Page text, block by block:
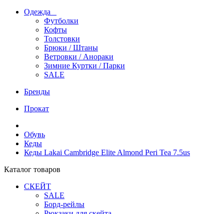
Одежда
Футболки
Кофты
Толстовки
Брюки / Штаны
Ветровки / Анораки
Зимние Куртки / Парки
SALE
Бренды
Прокат
Обувь
Кеды
Кеды Lakai Cambridge Elite Almond Peri Tea 7.5us
Каталог товаров
СКЕЙТ
SALE
Борд-рейлы